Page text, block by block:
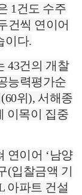
1건도 수주
건씩 연이어
이다.
43건의 개찰
능력평가순
위), 서해종
이목이 집중
연이어 ‘남양
(입찰금액 기
아파트 건설